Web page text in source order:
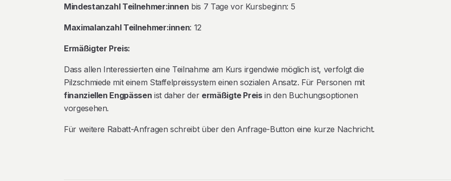
Mindestanzahl Teilnehmer:innen bis 7 Tage vor Kursbeginn: 5
Maximalanzahl Teilnehmer:innen: 12
Ermäßigter Preis:
Dass allen Interessierten eine Teilnahme am Kurs irgendwie möglich ist, verfolgt die
Pilzschmiede mit einem Staffelpreissystem einen sozialen Ansatz. Für Personen mit
finanziellen Engpässen ist daher der ermäßigte Preisin den Buchungsoptionen
vorgesehen.
Für weitere Rabatt-Anfragen schreibt über den Anfrage-Button eine kurze Nachricht.